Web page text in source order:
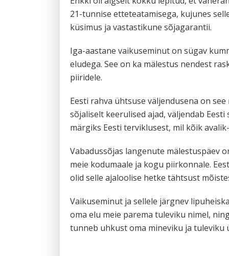
21-tunnise etteteatamisega, kujunes
küsimus ja vastastikune sõjagarantii.
Iga-aastane vaikuseminut on sügav
eludega. See on ka mälestus nendest
piiridele.
Eesti rahva ühtsuse väljendusena on
sõjaliselt keerulised ajad, väljendab
märgiks Eesti terviklusest, mil kõik
Vabadussõjas langenute mälestuspäev
meie kodumaale ja kogu piirkonnale.
olid selle ajaloolise hetke tähtsust
Vaikuseminut ja sellele järgnev
oma elu meie parema tuleviku nimel,
tunneb uhkust oma mineviku ja tuleviku